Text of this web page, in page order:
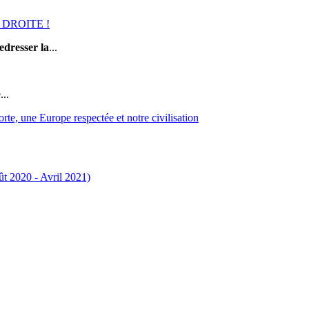
!
la...
une Europe respectée et notre civilisation
2020 - Avril 2021)